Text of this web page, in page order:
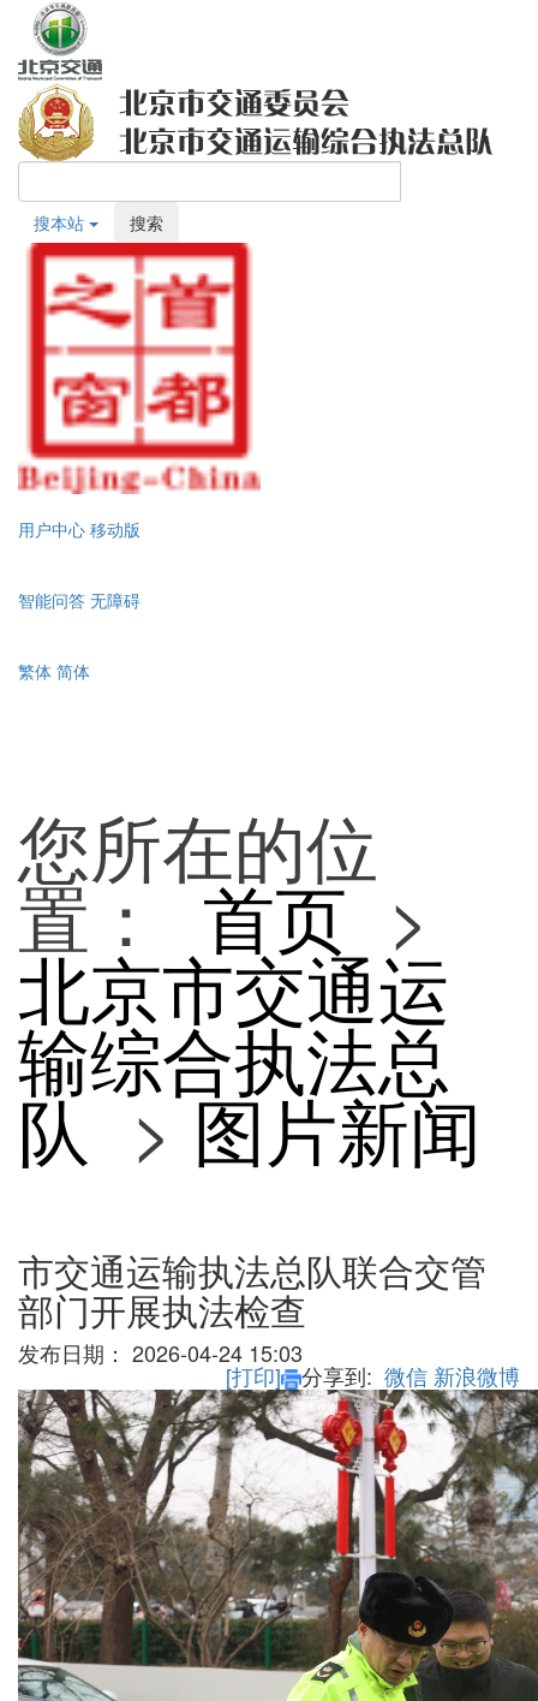
搜本站 搜索
用户中心 移动版
智能问答 无障碍
繁体 简体
您所在的位
置：首页>
北京市交通运
输综合执法总
队>图片新闻
市交通运输执法总队联合交管
部门开展执法检查
发布日期： 2026-04-24 15:03
[打印] 分享到: 微信 新浪微博